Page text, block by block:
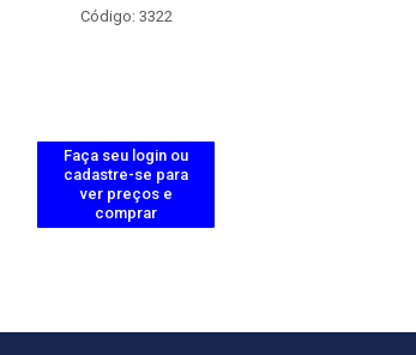
Código: 3322
Faça seu login ou
cadastre-se para
ver preços e
comprar